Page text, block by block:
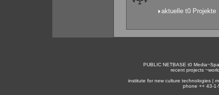
aktuelle t0 Projekte
PUBLIC NETBASE t0
recent projects ~
institute for new culture technologies |
phone ++ 43-